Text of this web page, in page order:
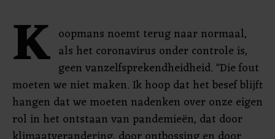
K oopmans noemt terug naar normaal,
als het coronavirus onder controle is,
geen vanzelfsprekendheidheid. "Die fout
moeten we niet maken. Ik hoop dat het besef blijft
hangen dat we moeten nadenken over onze eigen
rol in het ontstaan van pandemieën, dat door